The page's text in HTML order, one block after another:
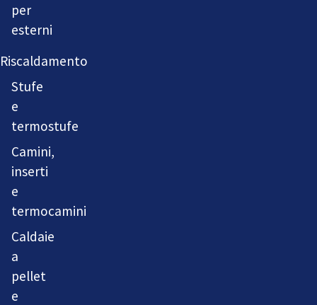
per
esterni
Riscaldamento
Stufe
e
termostufe
Camini,
inserti
e
termocamini
Caldaie
a
pellet
e